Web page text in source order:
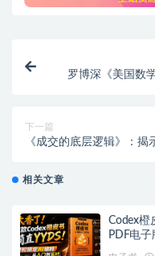
罗博深《美国数
下一篇
《成交的底层逻辑》：揭
相关文章
Codex橙
PDF电